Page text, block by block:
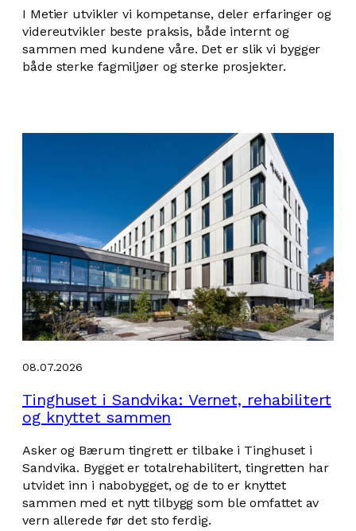
I Metier utvikler vi kompetanse, deler erfaringer og
videreutvikler beste praksis, både internt og
sammen med kundene våre. Det er slik vi bygger
både sterke fagmiljøer og sterke prosjekter.
08.07.2026
Tinghuset i Sandvika: Vernet, rehabilitert
og knyttet sammen
Asker og Bærum tingrett er tilbake i Tinghuset i
Sandvika. Bygget er totalrehabilitert, tingretten har
utvidet inn i nabobygget, og de to er knyttet
sammen med et nytt tilbygg som ble omfattet av
vern allerede før det sto ferdig.